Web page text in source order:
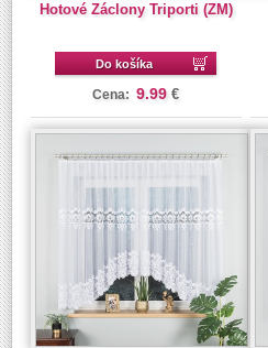
Hotové Záclony Triporti (ZM)
Do košíka
Cena: 9.99 €